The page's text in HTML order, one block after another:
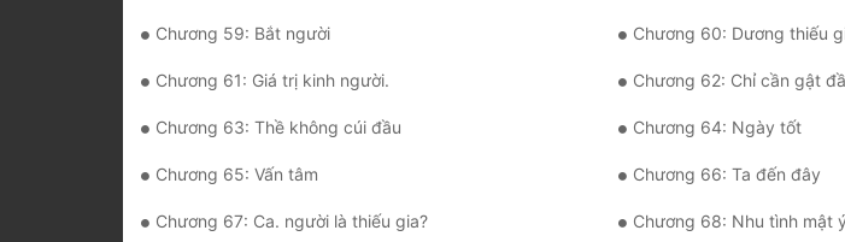
Chương 59: Bắt người Chương 60: Dương thiếu
Chương 61: Giá trị kinh người. Chương 62: Chỉ cần gật
Chương 63: Thề không cúi đầu Chương 64: Ngày tốt
Chương 65: Vấn tâm Chương 66: Ta đến đây
Chương 67: Ca. người là thiếu gia? Chương 68: Nhu tình mật ý